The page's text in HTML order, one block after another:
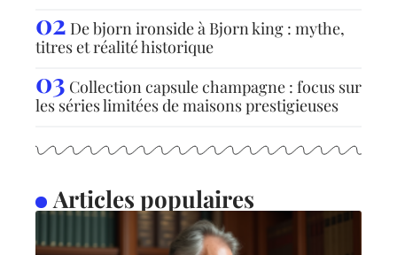
De bjorn ironside à Bjorn king : mythe,
titres et réalité historique
Collection capsule champagne : focus sur
les séries limitées de maisons prestigieuses
Articles populaires